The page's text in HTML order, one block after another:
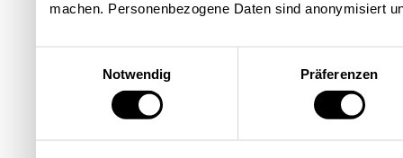
machen. Personenbezogene Daten sind anonymisiert
Notwendig
Präferenzen